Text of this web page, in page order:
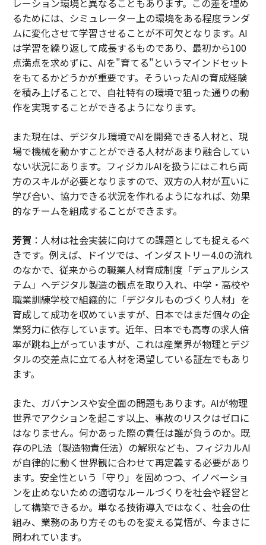
レーション環境と異なることもあります。この差を埋め
るためには、シミュレーター上の環境をある程度ランダ
ムに変化させて学習させることが不可欠となります。AI
は学習を繰り返して成長するものであり、最初から100
点満点を求めずに、AIを"育てる"というマインドセット
をもてるかどうかが重要です。そういったAIの育成経験
を積み上げることで、自社特有の環境で狙った通りの動
作を実現することができるようになります。
また現在は、デジタル環境でAIを開発できる人材と、現
場で機械を動かすことができる人材があまり融合してい
ない状況にあります。フィジカルAIを扱うにはこれら両
方のスキルが必要となりますので、双方の人材が互いに
学び合い、協力できる状況を作れるようになれば、効果
的なチームを組成することができます。
芳賀 ：人材は社会実装に向けての課題としても捉えるべ
きです。例えば、ドイツでは、インダストリー4.0の流れ
のなかで、従来からの職業人材育成制度「デュアルシス
テム」へデジタル製造の観点を取り入れ、中学・高校や
職業訓練学校で組織的に「デジタルものづくり人材」を
育成して成功を収めていますが、日本ではまだ個々の企
業努力に依存しています。近年、日本でも高専の求人倍
率が跳ね上がっていますが、これは産業界が物理とデジ
タルの交差点に立てる人材を渇望している証左でもあり
ます。
また、ガバナンスや安全面の問題もあります。AIが物理
世界でアクションを起こす以上、事故のリスクはゼロに
はなりません。何かあった際の責任は誰が負うのか。既
存のPL法（製造物責任法）の解釈なども、フィジカルAI
が自律的に動く世界観に合わせて再定義する必要があり
ます。安全性という「守り」を固めつつ、イノベーショ
ンを止めないための適切なルールづくりを社会や経営と
して構築できるか。単なる技術導入ではなく、社会の仕
組み、業務のあり方そのものを変える覚悟が、今まさに
問われています。